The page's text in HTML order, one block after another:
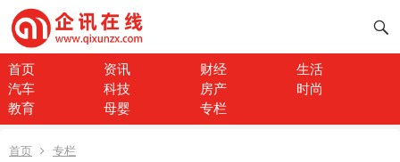
首页 资讯 财经
生活
汽车
科技 房产
时尚
教育
母婴 专栏
首页 专栏